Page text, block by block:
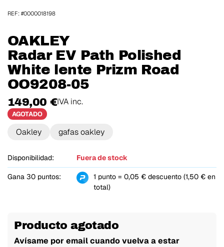
OAKLEY
Radar EV Path Polished
White lente Prizm Road
OO9208-05
149,00 €IVA inc.
AGOTADO
Oakley gafas oakley
Disponibilidad: Fuera de stock
Gana 30 puntos:
1 punto = 0,05 € descuento (1,50 € en
total)
Producto agotado
Avísame por email cuando vuelva a estar
REF: #0000018198